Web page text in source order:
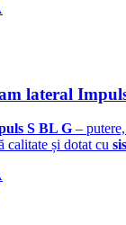
lateral
S BL G –
calitate și dotat cu